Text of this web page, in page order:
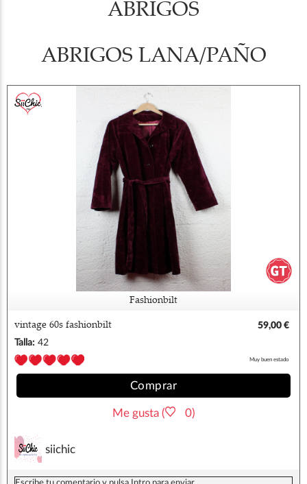
ABRIGOS
ABRIGOS LANA/PAÑO
Fashionbilt
vintage 60s fashionbilt
59,00 €
Talla: 42
Muy buen estado
Comprar
Me gusta ( 0)
siichic